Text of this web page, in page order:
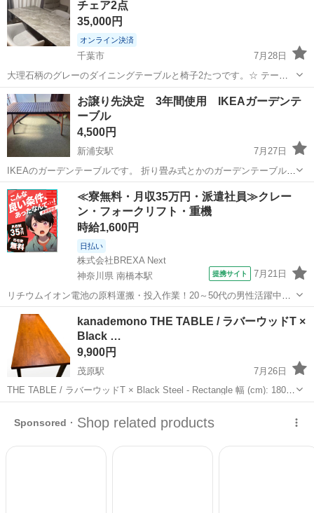
をサッと広...
チェア2点
35,000円
オンライン決済
千葉市
7月28日
大理石柄のグレーのダイニングテーブルと椅子2たつです。☆ テーブ
ルサイズ 幅150×奥行90×高さ70.5cm 素材 セラミック 重量 約50.8kg
カラー グレー 椅子サイズ 幅56×奥行51.5×高さ69.5...
千葉 千葉市 テーブル 大理石
お譲り先決定 3年間使用 IKEAガーデンテ
ーブル
4,500円
新浦安駅
7月27日
IKEAのガーデンテーブルです。 折り畳み式とかのガーデンテーブルと
違ってとても雰囲気ある商品です。 3年間ほど使用しましたが別荘で
の利用で普段は雨の当たらない場所に置いてあったので木の劣化は見
受けられません。 何度がニスを...
千葉 鴨川市 新浦安駅 テーブル
≪寮無料・月収35万円・派遣社員≫クレー
ン・フォークリフト・重機
時給1,600円
日払い
株式会社BREXA Next
神奈川県 南橋本駅
提携サイト 7月21日
リチウムイオン電池の原料運搬・投入作業！20～50代の男性活躍中★
ワンルーム寮完備！赴任旅費会社負担！年間休日130日★フォークリフ
ト免許お持ちの方、活躍中！就業先食堂利用可★《神奈川県相模原
市》 人気の工場のお仕事 ◇電...
神奈川
kanademono THE TABLE / ラバーウッドT ×
Black …
9,900円
茂原駅
7月26日
THE TABLE / ラバーウッドT × Black Steel - Rectangle 幅 (cm): 180
奥行(cm): 50 ■配線孔オプション: 希望しない ■天板面取りオプション:
希望しない（R...